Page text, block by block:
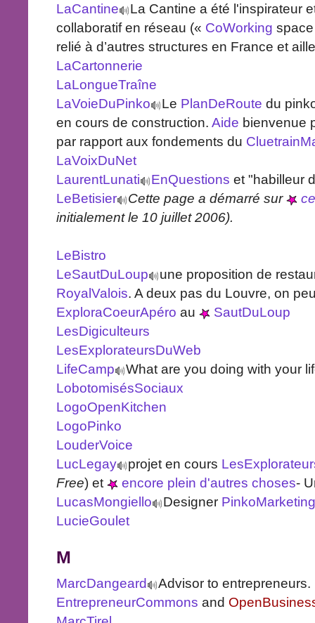
LaCantine
La Cantine a été l'inspirateur
collaboratif en réseau (« CoWorking
relié à d’autres structures en France et
LaCartonnerie
LaLongueTraîne
LaVoieDuPinko
Le PlanDeRoute du
en cours de construction. Aide bienvenue
par rapport aux fondements du
LaVoixDuNet
LaurentLunati
EnQuestions et "habilleur
LeBetisier
Cette page a démarré sur
initialement le 10 juillet 2006).
LeBistro
LeSautDuLoup
une proposition de
RoyalValois. A deux pas du Louvre, on
ExploraCoeurApéro au
SautDuLoup
LesDigiculteurs
LesExplorateursDuWeb
LifeCamp
What are you doing with your
LobotomisésSociaux
LogoOpenKitchen
LogoPinko
LouderVoice
LucLegay
projet en cours
Free) et encore plein d'autres choses-
LucasMongiello
Designer PinkoMarketing
LucieGoulet
M
MarcDangeard
Advisor to
EntrepreneurCommons and